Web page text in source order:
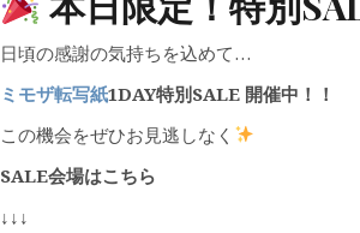
日頃の感謝の気持ちを込めて…
ミモザ転写紙1DAY特別SALE 開催中！！
この機会をぜひお見逃しなく
SALE会場はこちら
↓↓↓